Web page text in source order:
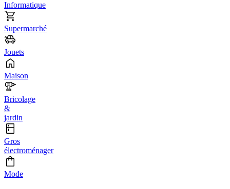
Informatique
Supermarché
Jouets
Maison
Bricolage
&
jardin
Gros
électroménager
Mode